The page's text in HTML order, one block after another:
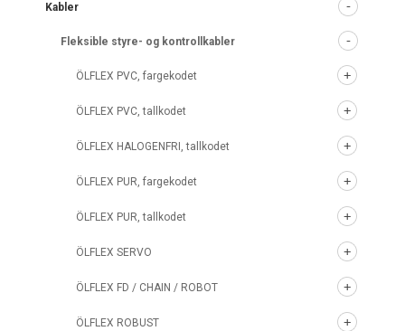
Kabler
Fleksible styre- og kontrollkabler
ÖLFLEX PVC, fargekodet
ÖLFLEX PVC, tallkodet
ÖLFLEX HALOGENFRI, tallkodet
ÖLFLEX PUR, fargekodet
ÖLFLEX PUR, tallkodet
ÖLFLEX SERVO
ÖLFLEX FD / CHAIN / ROBOT
ÖLFLEX ROBUST